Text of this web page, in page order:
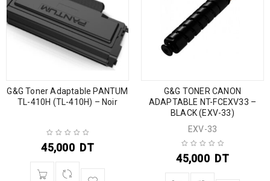
G&G Toner Adaptable PANTUM
TL-410H (TL-410H) – Noir
45,000 DT
G&G TONER CANON
ADAPTABLE NT-FCEXV33 –
BLACK (EXV-33)
EXV-33
45,000 DT